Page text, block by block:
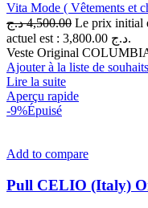
Vita Mode ( Vêtements et
4,500.00 د.ج
actuel est : 3,800.00 د.ج.
Veste Original
Ajouter à la liste de souhaits
Lire la suite
Aperçu rapide
-9%Épuisé
Add to compare
Pull CELIO (Italy)